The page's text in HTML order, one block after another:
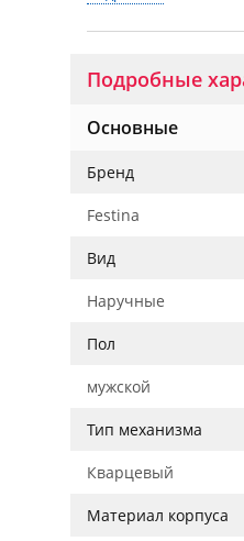
Подробные
Основные
Бренд
Festina
Вид
Наручные
Пол
мужской
Тип механизма
Кварцевый
Материал корпуса